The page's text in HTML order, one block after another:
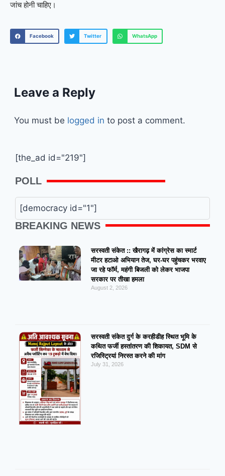
जांच होनी चाहिए।
Facebook Twitter WhatsApp
Leave a Reply
You must be logged in to post a comment.
[the_ad id="219"]
POLL
[democracy id="1"]
BREAKING NEWS
सरस्वती संकेत :: खैरागढ़ में कांग्रेस का स्मार्ट
मीटर हटाओ अभियान तेज, घर-घर पहुंचकर भरवाए
जा रहे फॉर्म, महंगी बिजली को लेकर भाजपा
सरकार पर तीखा हमला
August 2, 2026
सरस्वती संकेत दुर्ग के करहीडीह स्थित भूमि के
कथित फर्जी हस्तांतरण की शिकायत, SDM से
रजिस्ट्रियां निरस्त करने की मांग
July 31, 2026